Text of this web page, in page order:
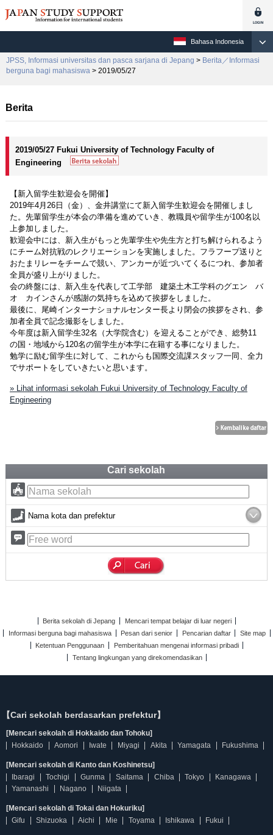
Bahasa Indonesia
JPSS, Informasi universitas dan pasca sarjana di Jepang > Berita／Informasi
berguna bagi mahasiswa > 2019/05/27
Berita
2019/05/27 Fukui University of Technology Faculty of
Engineering
【新入留学生歓迎会を開催】
2019年4月26日（金）、金井講堂にて新入留学生歓迎会を開催しまし
た。先輩留学生が本会の準備を進めていき、教職員や留学生が100名以
上参加しました。
歓迎会中には、新入生がもっと先輩学生や先生方と打ち解けられるよう
にチーム対抗戦のレクリエーションを実施しました。フラフープ送りと
おたまリレーをチームで競い、アンカーが近づいてくるにつれ、参加者
全員が盛り上がりました。
会の終盤には、新入生を代表して工学部 建築土木工学科のグエン バ
オ カインさんが感謝の気持ちを込めて挨拶をしました。
最後に、尾崎インターナショナルセンター長より閉会の挨拶をされ、参
加者全員で記念撮影をしました。
今年度は新入留学生32名（大学院含む）を迎えることができ、総勢11
の国・地域から120名の留学生が本学に在籍する事になりました。
勉学に励む留学生に対して、これからも国際交流課スタッフ一同、全力
でサポートをしていきたいと思います。
» Lihat informasi sekolah Fukui University of Technology Faculty of
Engineering
Cari sekolah
Nama kota dan prefektur
Berita sekolah di Jepang
Mencari tempat belajar di luar negeri
Informasi berguna bagi mahasiswa
Pesan dari senior Pencarian daftar
Site map
Ketentuan Penggunaan
Pemberitahuan mengenai informasi pribadi
Tentang lingkungan yang direkomendasikan
【Cari sekolah berdasarkan prefektur】
[Mencari sekolah di Hokkaido dan Tohoku]
Hokkaido
Aomori Iwate Miyagi Akita Yamagata Fukushima
[Mencari sekolah di Kanto dan Koshinetsu]
Ibaragi
Tochigi Gunma Saitama Chiba Tokyo
Kanagawa
Yamanashi
Nagano Niigata
[Mencari sekolah di Tokai dan Hokuriku]
Gifu
Shizuoka Aichi Mie Toyama Ishikawa Fukui